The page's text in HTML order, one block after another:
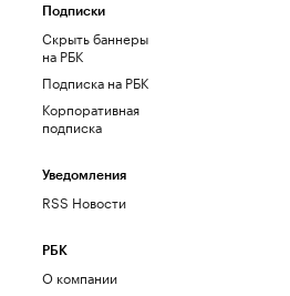
Подписки
Скрыть баннеры
на РБК
Подписка на РБК
Корпоративная
подписка
Уведомления
RSS Новости
РБК
О компании